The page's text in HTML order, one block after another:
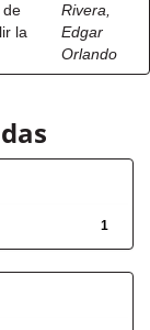
de
la
Rivera,
Edgar
Orlando
1